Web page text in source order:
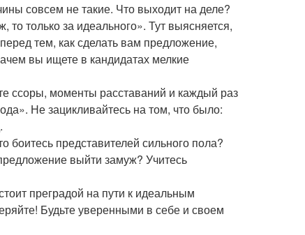
совсем не такие. Что выходит на деле?
только за идеального». Тут выясняется,
тем, как сделать вам предложение,
вы ищете в кандидатах мелкие
ссоры, моменты расставаний и каждый раз
Не зацикливайтесь на том, что было:
представителей сильного пола?
выйти замуж? Учитесь
преградой на пути к идеальным
Будьте уверенными в себе и своем